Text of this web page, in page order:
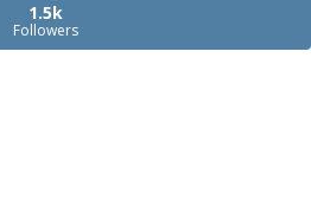
1.5k
Followers